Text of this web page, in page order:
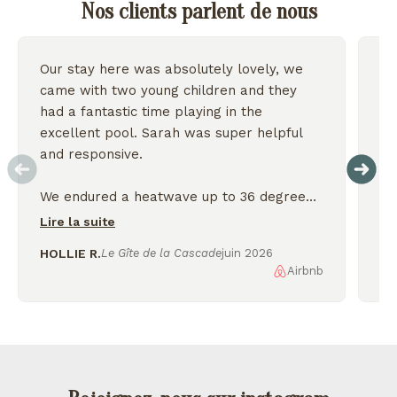
Nos clients parlent de nous
Our stay here was absolutely lovely, we
came with two young children and they
had a fantastic time playing in the
excellent pool. Sarah was super helpful
and responsive.
We endured a heatwave up to 36 degrees
but the house stayed nice and cool and we
We enjoyed exploring the nearby lakes
Lire la suite
HOLLIE R.Le Gîte de la Cascadejuin 2026
Airbnb